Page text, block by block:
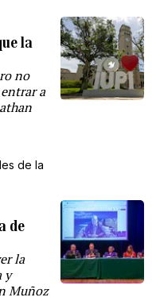
la
no
a
de la
de
la
y
Muñoz